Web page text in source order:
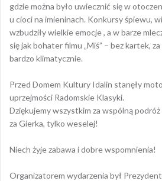
gdzie można było uwiecznić się w
u cioci na imieninach. Konkursy śpiewu,
wzbudziły wielkie emocje , a w barze
się jak bohater filmu „Miś” – bez kartek,
bardzo klimatycznie.
Przed Domem Kultury Idalin stanęły
uprzejmości Radomskie Klasyki.
Dziękujemy wszystkim za wspólną podróż
za Gierka, tylko weselej!
Niech żyje zabawa i dobre wspomnienia!
Organizatorem wydarzenia był